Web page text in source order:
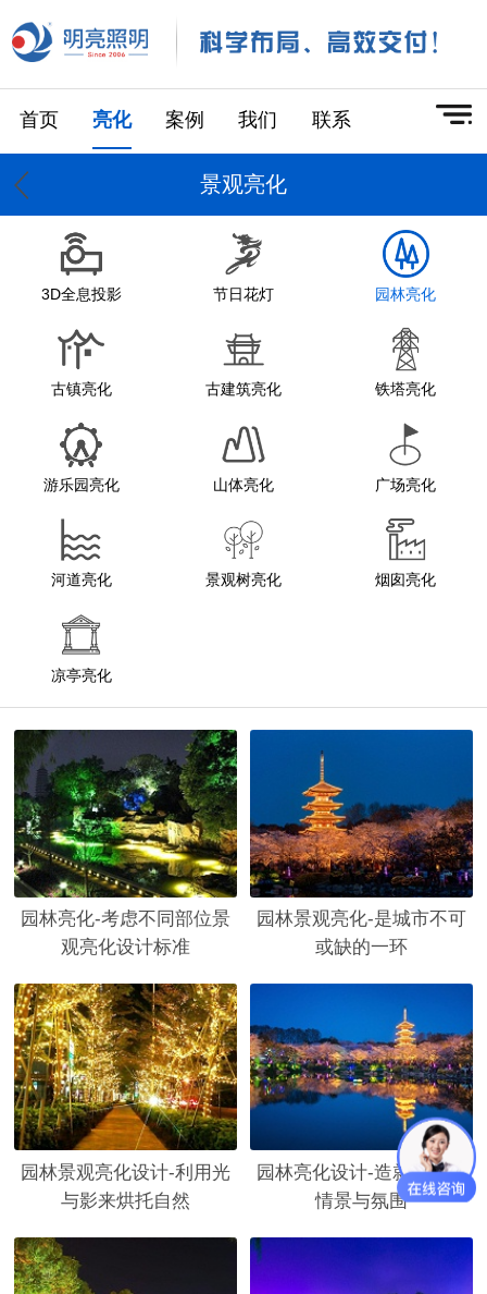
首页 亮化 案例 我们 联系
景观亮化
3D全息投影 节日花灯 园林亮化
古镇亮化 古建筑亮化 铁塔亮化
游乐园亮化 山体亮化 广场亮化
河道亮化 景观树亮化 烟囱亮化
凉亭亮化
园林亮化-考虑不同部位景
观亮化设计标准
园林景观亮化-是城市不可
或缺的一环
园林景观亮化设计-利用光
与影来烘托自然
园林亮化设计-造就灯光的
情景与氛围